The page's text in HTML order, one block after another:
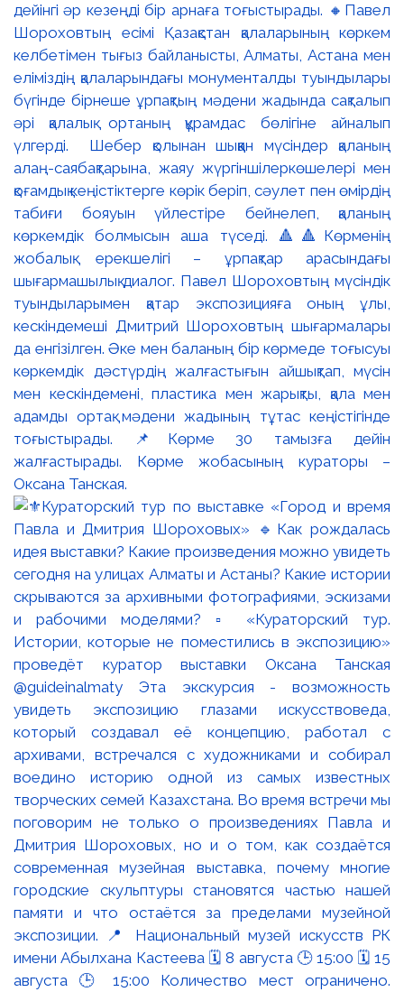
дейінгі әр кезеңді бір арнаға тоғыстырады. 🔸Павел
Шороховтың есімі Қазақстан қалаларының көркем
келбетімен тығыз байланысты, Алматы, Астана мен
еліміздің қалаларындағы монументалды туындылары
бүгінде бірнеше ұрпақтың мәдени жадында сақталып
әрі қалалық ортаның құрамдас бөлігіне айналып
үлгерді. Шебер қолынан шыққан мүсіндер қаланың
алаң-саябақтарына, жаяу жүргіншілеркөшелері мен
қоғамдық кеңістіктерге көрік беріп, сәулет пен өмірдің
табиғи бояуын үйлестіре бейнелеп, қаланың
көркемдік болмысын аша түседі. 🔺🔺Көрменің
жобалық ерекшелігі – ұрпақтар арасындағы
шығармашылық диалог. Павел Шороховтың мүсіндік
туындыларымен қатар экспозицияға оның ұлы,
кескіндемеші Дмитрий Шороховтың шығармалары
да енгізілген. Әке мен баланың бір көрмеде тоғысуы
көркемдік дәстүрдің жалғастығын айшықтап, мүсін
мен кескіндемені, пластика мен жарықты, қала мен
адамды ортақ мәдени жадының тұтас кеңістігінде
тоғыстырады. 📌Көрме 30 тамызға дейін
жалғастырады. Көрме жобасының кураторы –
Оксана Танская.